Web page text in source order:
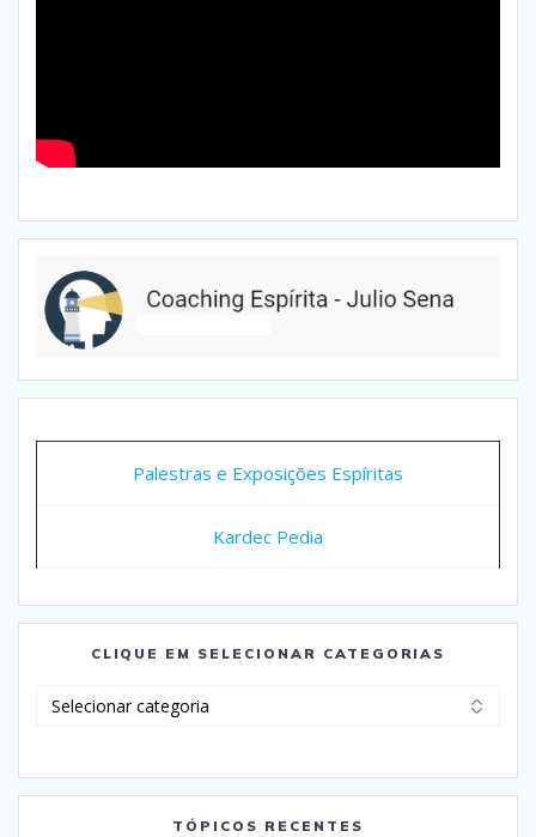
Palestras e Exposições Espíritas
Kardec Pedia
CLIQUE EM SELECIONAR CATEGORIAS
Categorias
TÓPICOS RECENTES